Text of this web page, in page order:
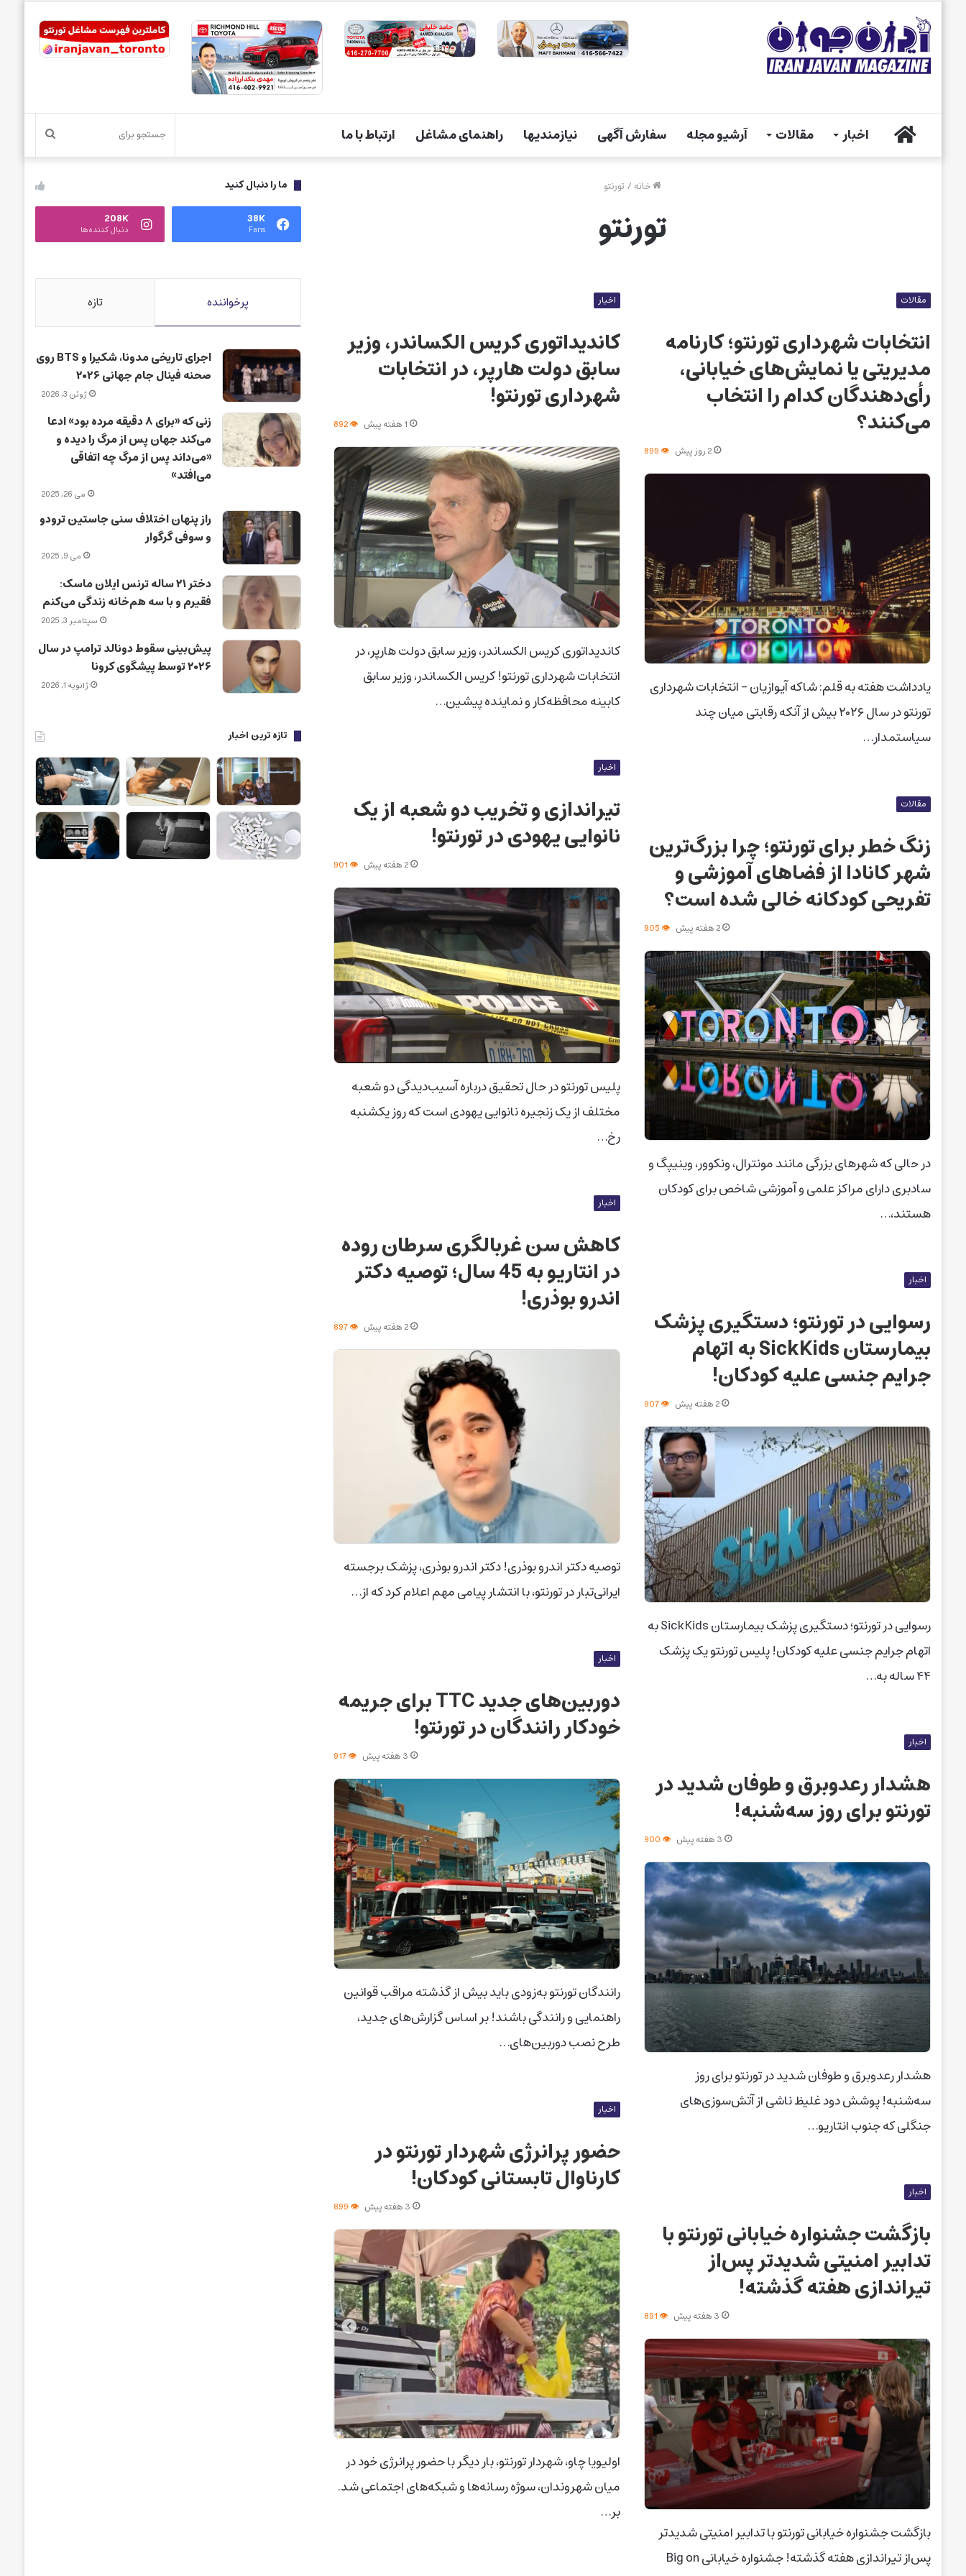
خانه اخبار مقالات آرشیو مجله سفارش آگهی نیازمندیها راهنمای مشاغل ارتباط با ما جستجو
برای خانه/تورنتو
تورنتو
مقالات
انتخابات شهرداری تورنتو؛ کارنامه
مدیریتی یا نمایش‌های خیابانی،
رأی‌دهندگان کدام را انتخاب
می‌کنند؟
2 روز پیش
یادداشت هفته به قلم: شاکه آیوازیان – انتخابات شهرداری
تورنتو در سال ۲۰۲۶ بیش از آنکه رقابتی میان چند
سیاستمدار…
اخبار
کاندیداتوری کریس الکساندر، وزیر
سابق دولت هارپر، در انتخابات
شهرداری تورنتو!
1 هفته پیش
کاندیداتوری کریس الکساندر، وزیر سابق دولت هارپر، در
انتخابات شهرداری تورنتو! کریس الکساندر، وزیر سابق
کابینه محافظه‌کار و نماینده پیشین…
اخبار
تیراندازی و تخریب دو شعبه از یک
نانوایی یهودی در تورنتو!
2 هفته پیش
پلیس تورنتو در حال تحقیق درباره آسیب‌دیدگی دو شعبه
مختلف از یک زنجیره نانوایی یهودی است که روز یکشنبه
رخ…
مقالات
زنگ خطر برای تورنتو؛ چرا بزرگ‌ترین
شهر کانادا از فضاهای آموزشی و
تفریحی کودکانه خالی شده است؟
2 هفته پیش
در حالی که شهرهای بزرگی مانند مونترال، ونکوور، وینیپگ و
سادبری دارای مراکز علمی و آموزشی شاخص برای کودکان
هستند،…
اخبار
کاهش سن غربالگری سرطان روده
در انتاریو به 45 سال؛ توصیه دکتر
اندرو بوذری!
2 هفته پیش
توصیه دکتر اندرو بوذری! دکتر اندرو بوذری، پزشک برجسته
ایرانی‌تبار در تورنتو، با انتشار پیامی مهم اعلام کرد که از…
اخبار
رسوایی در تورنتو؛ دستگیری پزشک
بیمارستان SickKids به اتهام
جرایم جنسی علیه کودکان!
2 هفته پیش
رسوایی در تورنتو؛ دستگیری پزشک بیمارستان SickKids به
اتهام جرایم جنسی علیه کودکان! پلیس تورنتو یک پزشک
۴۴ ساله به…
اخبار
دوربین‌های جدید TTC برای جریمه
خودکار رانندگان در تورنتو!
3 هفته پیش
رانندگان تورنتو به‌زودی باید بیش از گذشته مراقب قوانین
راهنمایی و رانندگی باشند! بر اساس گزارش‌های جدید،
طرح نصب دوربین‌های…
اخبار
هشدار رعدوبرق و طوفان شدید در
تورنتو برای روز سه‌شنبه!
3 هفته پیش
هشدار رعدوبرق و طوفان شدید در تورنتو برای روز
سه‌شنبه! پوشش دود غلیظ ناشی از آتش‌سوزی‌های
جنگلی که جنوب انتاریو…
اخبار
حضور پرانرژی شهردار تورنتو در
کارناوال تابستانی کودکان!
3 هفته پیش
اولیویا چاو، شهردار تورنتو، بار دیگر با حضور پرانرژی خود در
میان شهروندان، سوژه رسانه‌ها و شبکه‌های اجتماعی شد.
بر…
اخبار
بازگشت جشنواره خیابانی تورنتو با
تدابیر امنیتی شدیدتر پس‌از
تیراندازی هفته گذشته!
3 هفته پیش
بازگشت جشنواره خیابانی تورنتو با تدابیر امنیتی شدیدتر
پس‌از تیراندازی هفته گذشته! جشنواره خیابانی Big on
ما را دنبال کنید
38K
Fans
208K
دنبال کننده‌ها
پرخواننده تازه
اجرای تاریخی مدونا، شکیرا و BTS روی
صحنه فینال جام جهانی ۲۰۲۶
ژوئن 3, 2026
زنی که «برای ۸ دقیقه مرده بود» ادعا
می‌کند جهان پس از مرگ را دیده و
«می‌داند پس از مرگ چه اتفاقی
می‌افتد»
می 26, 2025
راز پنهان اختلاف سنی جاستین ترودو
و سوفی گرگوار
می 9, 2025
دختر ۲۱ ساله ترنس ایلان ماسک:
فقیرم و با سه هم‌خانه زندگی می‌کنم
سپتامبر 3, 2025
پیش‌بینی سقوط دونالد ترامپ در سال
۲۰۲۶ توسط پیشگوی کرونا
ژانویه 1, 2026
تازه ترین اخبار